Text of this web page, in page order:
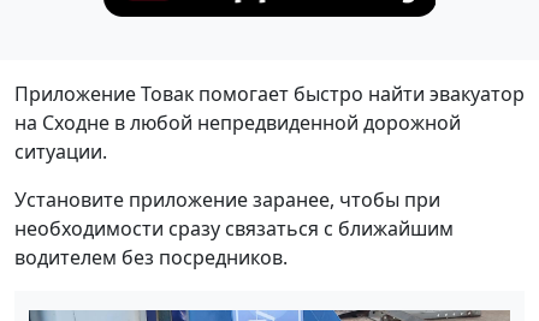
Приложение Товак помогает быстро найти эвакуатор
на Сходне в любой непредвиденной дорожной
ситуации.
Установите приложение заранее, чтобы при
необходимости сразу связаться с ближайшим
водителем без посредников.